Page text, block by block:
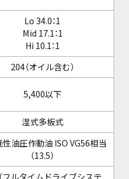
Lo 34.0：1
Mid 17.1：1
Hi 10.1：1
204（オイル含む）
5,400以下
湿式多板式
油圧作動油 ISO VG56相当
（13.5）